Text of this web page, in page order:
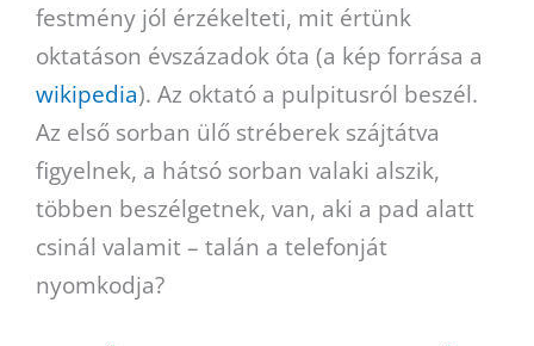
festmény jól érzékelteti, mit értünk
oktatáson évszázadok óta (a kép forrása a
wikipedia). Az oktató a pulpitusról beszél.
Az első sorban ülő stréberek szájtátva
figyelnek, a hátsó sorban valaki alszik,
többen beszélgetnek, van, aki a pad alatt
csinál valamit – talán a telefonját
nyomkodja?